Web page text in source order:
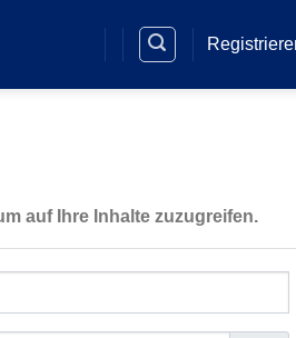
auf Ihre Inhalte zuzugreifen.